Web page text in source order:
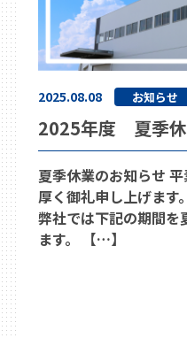
2025.08.08 お知らせ
2025年度 夏季休
夏季休業のお知らせ 平
厚く御礼申し上げます
弊社では下記の期間を
ます。 【…】